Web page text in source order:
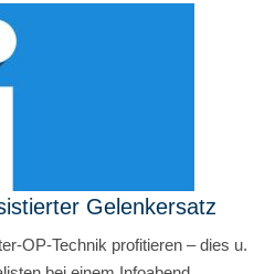
Gelenkersatz
OP-Technik profitieren – dies u.